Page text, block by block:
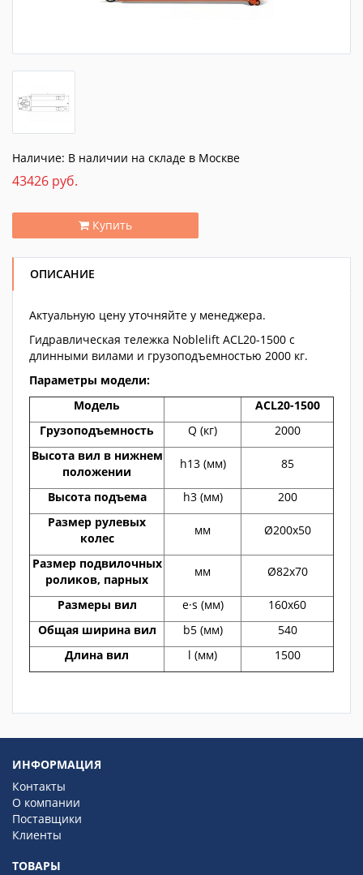
Наличие: В наличии на складе в Москве
43426 руб.
Купить
ОПИСАНИЕ
Актуальную цену уточняйте у менеджера.
Гидравлическая тележка Noblelift ACL20-1500 с
длинными вилами и грузоподъемностью 2000 кг.
Параметры модели:
Модель
ACL20-1500
Грузоподъемность
Q (кг)
2000
Высота вил в нижнем
положении
h13 (мм) 85
Высота подъема h3 (мм)
200
Размер рулевых
колес
мм Ø200х50
Размер подвилочных
роликов, парных
мм Ø82х70
Размеры вил e·s (мм)
160х60
Общая ширина вил
b5 (мм)
540
Длина вил
l (мм) 1500
ИНФОРМАЦИЯ
Контакты
О компании
Поставщики
Клиенты
ТОВАРЫ